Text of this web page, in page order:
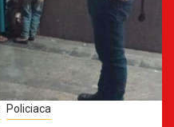
Policiaca